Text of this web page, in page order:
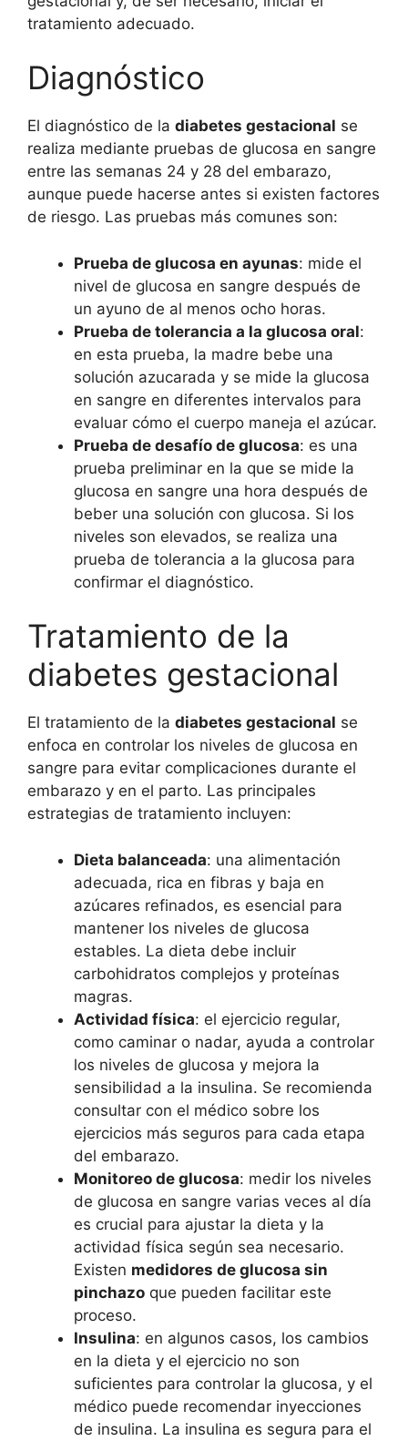
tratamiento adecuado.
Diagnóstico
El diagnóstico de la diabetes gestacional se
realiza mediante pruebas de glucosa en sangre
entre las semanas 24 y 28 del embarazo,
aunque puede hacerse antes si existen factores
de riesgo. Las pruebas más comunes son:
Prueba de glucosa en ayunas: mide el
nivel de glucosa en sangre después de
un ayuno de al menos ocho horas.
Prueba de tolerancia a la glucosa oral:
en esta prueba, la madre bebe una
solución azucarada y se mide la glucosa
en sangre en diferentes intervalos para
evaluar cómo el cuerpo maneja el azúcar.
Prueba de desafío de glucosa: es una
prueba preliminar en la que se mide la
glucosa en sangre una hora después de
beber una solución con glucosa. Si los
niveles son elevados, se realiza una
prueba de tolerancia a la glucosa para
confirmar el diagnóstico.
Tratamiento de la
diabetes gestacional
El tratamiento de la diabetes gestacional se
enfoca en controlar los niveles de glucosa en
sangre para evitar complicaciones durante el
embarazo y en el parto. Las principales
estrategias de tratamiento incluyen:
Dieta balanceada: una alimentación
adecuada, rica en fibras y baja en
azúcares refinados, es esencial para
mantener los niveles de glucosa
estables. La dieta debe incluir
carbohidratos complejos y proteínas
magras.
Actividad física: el ejercicio regular,
como caminar o nadar, ayuda a controlar
los niveles de glucosa y mejora la
sensibilidad a la insulina. Se recomienda
consultar con el médico sobre los
ejercicios más seguros para cada etapa
del embarazo.
Monitoreo de glucosa: medir los niveles
de glucosa en sangre varias veces al día
es crucial para ajustar la dieta y la
actividad física según sea necesario.
Existen medidores de glucosa sin
pinchazo que pueden facilitar este
proceso.
Insulina: en algunos casos, los cambios
en la dieta y el ejercicio no son
suficientes para controlar la glucosa, y el
médico puede recomendar inyecciones
de insulina. La insulina es segura para el